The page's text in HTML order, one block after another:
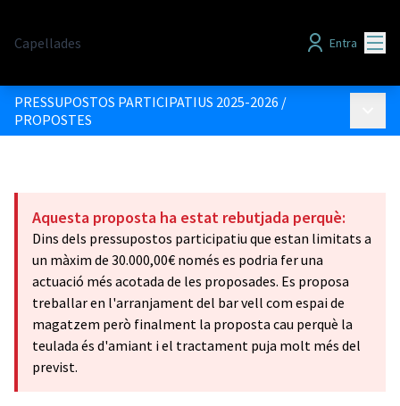
Capellades Entra
PRESSUPOSTOS PARTICIPATIUS 2025-2026 /
PROPOSTES
Aquesta proposta ha estat rebutjada perquè:
Dins dels pressupostos participatiu que estan limitats a
un màxim de 30.000,00€ només es podria fer una
actuació més acotada de les proposades. Es proposa
treballar en l'arranjament del bar vell com espai de
magatzem però finalment la proposta cau perquè la
teulada és d'amiant i el tractament puja molt més del
previst.